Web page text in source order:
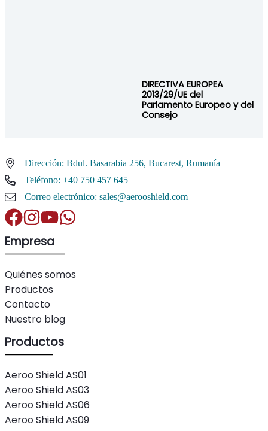
DIRECTIVA EUROPEA
2013/29/UE del
Parlamento Europeo y del
Consejo
Dirección: Bdul. Basarabia 256, Bucarest, Rumanía
Teléfono: +40 750 457 645
Correo electrónico: sales@aerooshield.com
Empresa
Quiénes somos
Productos
Contacto
Nuestro blog
Productos
Aeroo Shield AS01
Aeroo Shield AS03
Aeroo Shield AS06
Aeroo Shield AS09